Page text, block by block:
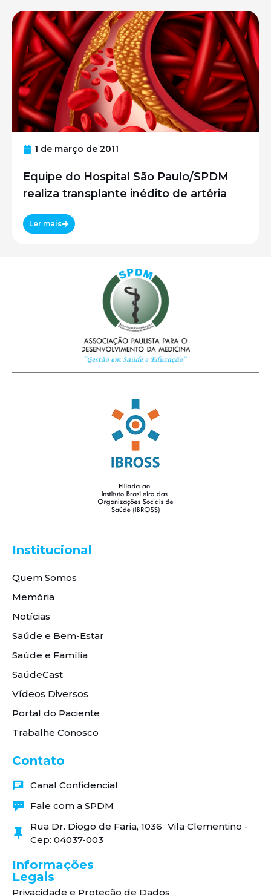
1 de março de 2011
Equipe do Hospital São Paulo/SPDM
realiza transplante inédito de artéria
Ler mais
Institucional
Quem Somos
Memória
Notícias
Saúde e Bem-Estar
Saúde e Família
SaúdeCast
Vídeos Diversos
Portal do Paciente
Trabalhe Conosco
Contato
Canal Confidencial
Fale com a SPDM
Rua Dr. Diogo de Faria, 1036 Vila Clementino -
Cep: 04037-003
Informações
Legais
Privacidade e Proteção de Dados